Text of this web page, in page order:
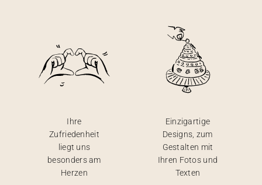
Ihre
Zufriedenheit
liegt uns
besonders am
Herzen
Einzigartige
Designs, zum
Gestalten mit
Ihren Fotos und
Texten